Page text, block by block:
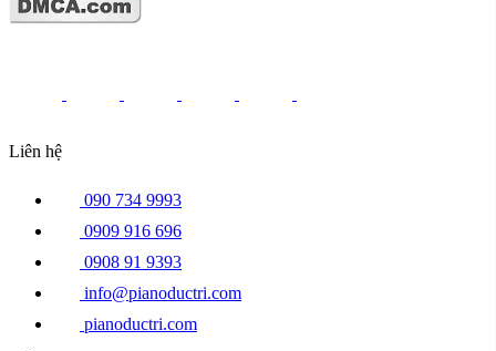
Liên hệ
090 734 9993
0909 916 696
0908 91 9393
info@pianoductri.com
pianoductri.com